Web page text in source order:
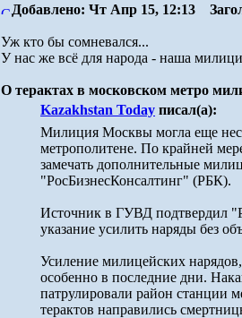
Добавлено: Чт Апр 15, 12:13
Уж кто бы сомневался...
У нас же всё для народа - наша
О терактах в московском метро
Kazakhstan Today писал(а):
Милиция Москвы могла еще
метрополитене. По крайней
замечать дополнительные
"РосБизнесКонсалтинг" (РБК).
Источник в ГУВД подтвердил
указание усилить наряды без
Усиление милицейских
особенно в последние дни.
патрулировали район станции
терактов направились